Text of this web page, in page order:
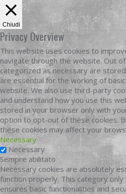
Chiudi
Privacy Overview
This website uses cookies to
navigate through the website. Out
categorized as necessary are
are essential for the working of
website. We also use third-party
and understand how you use this
stored in your browser only with
option to opt-out of these cookies.
these cookies may affect your
Necessary
Necessary
Sempre abilitato
Necessary cookies are absolutely
function properly. This category
ensures basic functionalities and